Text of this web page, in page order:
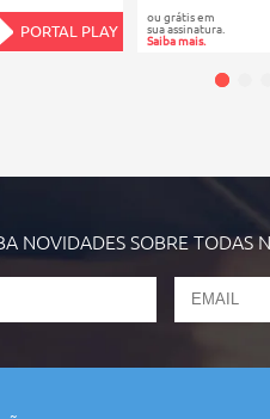
PORTAL PLAY
ou grátis em
sua assinatura.
Saiba mais.
NOVIDADES SOBRE TODAS